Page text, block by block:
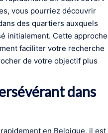
vous pourriez découvrir
des quartiers auxquels
initialement. Cette approche
faciliter votre recherche
de votre objectif plus
dans
en Belgique, il est